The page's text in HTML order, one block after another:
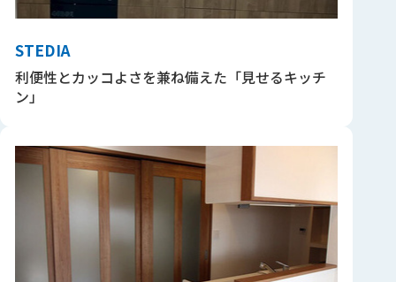
STEDIA
利便性とカッコよさを兼ね備えた「見せるキッチ
ン」